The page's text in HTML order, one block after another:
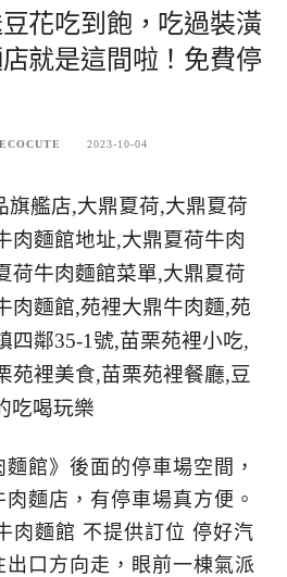
花吃到飽，吃過裝潢
就是這間啦！免費停
2023-10-04
館》後面的停車場空間，
麵店，有停車場真方便。
肉麵館 不提供訂位 停好汽
口方向走，眼前一棟氣派